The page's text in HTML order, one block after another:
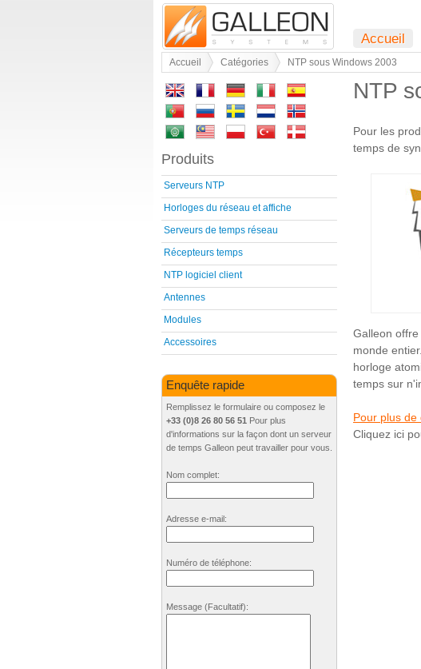
Accueil
Accueil Catégories NTP sous Windows 2003
NTP
Pour les
temps de
Galleon
monde
horloge
temps sur
Pour plus
Cliquez ici
Produits
Serveurs NTP
Horloges du réseau et affiche
Serveurs de temps réseau
Récepteurs temps
NTP logiciel client
Antennes
Modules
Accessoires
Enquête rapide
Remplissez le formulaire ou composez le
+33 (0)8 26 80 56 51 Pour plus
d'informations sur la façon dont un serveur
de temps Galleon peut travailler pour vous.
Nom complet:
Adresse e-mail:
Numéro de téléphone:
Message (Facultatif):